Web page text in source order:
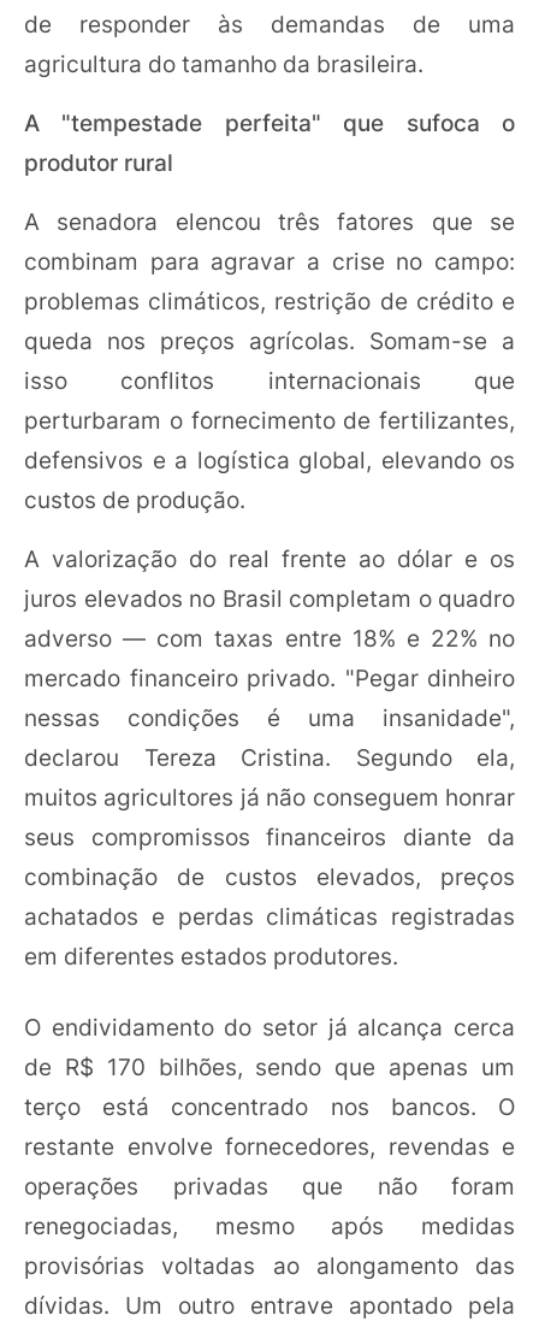
de responder às demandas de uma
agricultura do tamanho da brasileira.
A "tempestade perfeita" que sufoca o
produtor rural
A senadora elencou três fatores que se
combinam para agravar a crise no campo:
problemas climáticos, restrição de crédito e
queda nos preços agrícolas. Somam-se a
isso conflitos internacionais que
perturbaram o fornecimento de fertilizantes,
defensivos e a logística global, elevando os
custos de produção.
A valorização do real frente ao dólar e os
juros elevados no Brasil completam o quadro
adverso — com taxas entre 18% e 22% no
mercado financeiro privado. "Pegar dinheiro
nessas condições é uma insanidade",
declarou Tereza Cristina. Segundo ela,
muitos agricultores já não conseguem honrar
seus compromissos financeiros diante da
combinação de custos elevados, preços
achatados e perdas climáticas registradas
em diferentes estados produtores.
O endividamento do setor já alcança cerca
de R$ 170 bilhões, sendo que apenas um
terço está concentrado nos bancos. O
restante envolve fornecedores, revendas e
operações privadas que não foram
renegociadas, mesmo após medidas
provisórias voltadas ao alongamento das
dívidas. Um outro entrave apontado pela